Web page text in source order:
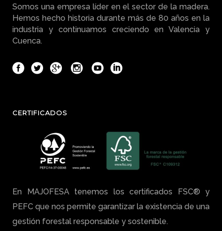
Somos una empresa líder en el sector de la madera.
Hemos hecho historia durante más de 80 años en la
industria y continuamos creciendo en Valencia y
Cuenca.
CERTIFICADOS
En MAJOFESA tenemos los certificados FSC® y
PEFC que nos permite garantizar la existencia de una
gestión forestal responsable y sostenible.